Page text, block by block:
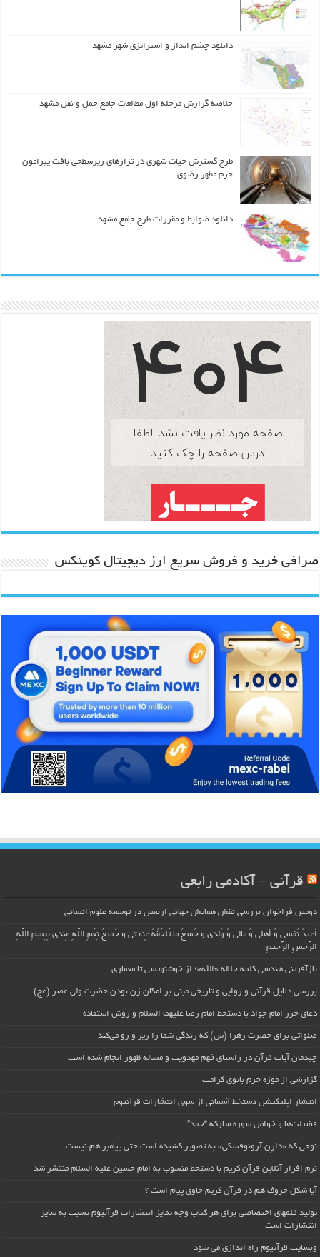
دانلود چشم انداز و استراتژی شهر مشهد
خلاصه گزارش مرحله اول مطالعات جامع حمل و نقل مشهد
طرح گسترش حیات شهري در ترازهاي زیرسطحی بافت پیرامون
حرم مطهر رضوي
دانلود ضوابط و مقررات طرح جامع مشهد
صرافی خرید و فروش سریع ارز دیجیتال کوینکس
قرآنی – آکادمی رابعی
دومین فراخوان بررسی نقش همایش جهانی اربعین در توسعه علوم انسانی
اُعیذُ نَفسی وَ أهلی وَ مالی وَ وُلدی و جَمیعَ ما تَلحَقُهُ عِنایتی و جَمیعَ نِعَمِ اللّهِ عِندی بِبِسمِ اللّهِ
الرَّحمنِ الرَّحیمِ
بازآفرینی هندسی کلمه جلاله «الله»؛ از خوشنویسی تا معماری
بررسی دلایل قرآنی و روایی و تاریخی مبنی بر امکان زن بودن حضرت ولی عصر (عج)
دعای حرز امام جواد با دستخط امام رضا علیهما السلام و روش استفاده
صلواتی برای حضرت زهرا (س) که زندگی شما را زیر و رو می‌کند
چیدمان آیات قرآن در راستای فهم مهدویت و مساله ظهور انجام شده است
گزارشی از موزه حرم بانوی کرامت
انتشار اپلیکیشن دستخط آسمانی از سوی انتشارات قرآنیوم
فضیلت‌ها و خواص سوره مبارکه “حمد”
نوحی که «دارِن آرونوفسکی» به تصویر کشیده است حتی پیامبر هم نیست
نرم افزار آنلاین قرآن کریم با دستخط منسوب به امام حسین علیه السلام منتشر شد
آیا شکل حروف هم در قرآن کریم حاوی پیام است ؟
تولید قلمهای اختصاصی برای هر کتاب وجه تمایز انتشارات قرآنیوم نسبت به سایر
انتشارات است
وبسایت قرآنیوم راه اندازی می شود